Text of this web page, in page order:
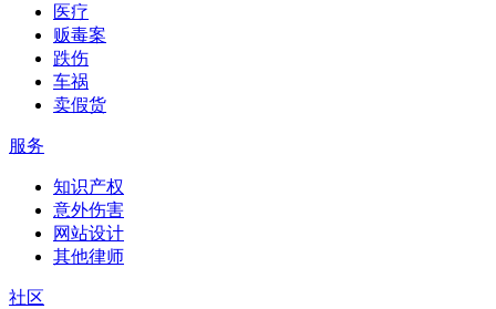
医疗
贩毒案
跌伤
车祸
卖假货
服务
知识产权
意外伤害
网站设计
其他律师
社区